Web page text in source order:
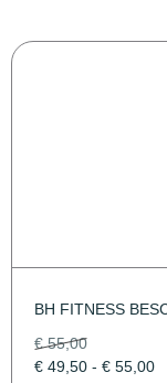
BH FITNESS
€55,00
€ 49,50 - € 55,00